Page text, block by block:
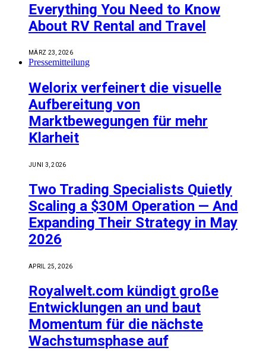
Everything You Need to Know
About RV Rental and Travel
MÄRZ 23, 2026
Pressemitteilung
Welorix verfeinert die visuelle
Aufbereitung von
Marktbewegungen für mehr
Klarheit
JUNI 3, 2026
Two Trading Specialists Quietly
Scaling a $30M Operation — And
Expanding Their Strategy in May
2026
APRIL 25, 2026
Royalwelt.com kündigt große
Entwicklungen an und baut
Momentum für die nächste
Wachstumsphase auf